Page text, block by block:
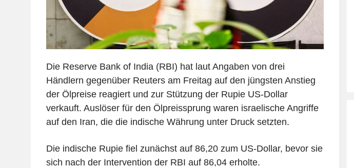
Die Reserve Bank of India (RBI) hat laut Angaben von drei
Händlern gegenüber Reuters am Freitag auf den jüngsten Anstieg
der Ölpreise reagiert und zur Stützung der Rupie US-Dollar
verkauft. Auslöser für den Ölpreissprung waren israelische Angriffe
auf den Iran, die die indische Währung unter Druck setzten.
Die indische Rupie fiel zunächst auf 86,20 zum US-Dollar, bevor sie
sich nach der Intervention der RBI auf 86,04 erholte.